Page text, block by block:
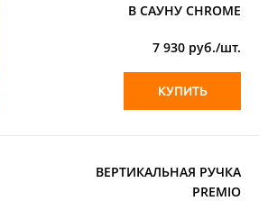
В САУНУ CHROME
7 930 руб./шт.
КУПИТЬ
ВЕРТИКАЛЬНАЯ РУЧКА
PREMIO